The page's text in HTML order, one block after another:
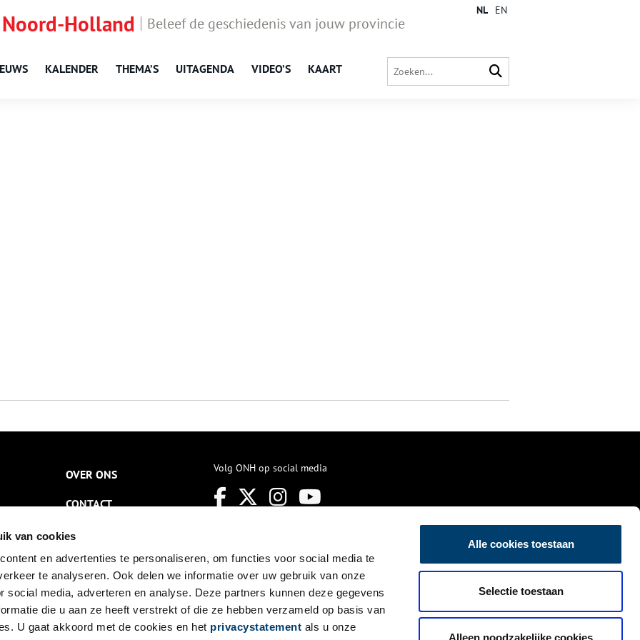
van cookies
en advertenties te personaliseren, om functies voor social media te
te analyseren. Ook delen we informatie over uw gebruik van onze
social media, adverteren en analyse. Deze partners kunnen deze gegevens
die u aan ze heeft verstrekt of die ze hebben verzameld op basis van
U gaat akkoord met de cookies en het privacystatement als u onze
Alle cookies toestaan
Selectie toestaan
Alleen noodzakelijke cookies
Holland Beleef de geschiedenis van jouw provincie
KALENDER THEMA’S UITAGENDA VIDEO’S KAART
NL EN
OVER ONS
CONTACT
NIEUWSBRIEF
DISCLAIMER
PRIVACY
TOEGANKELIJKHEID
Volg ONH op social media